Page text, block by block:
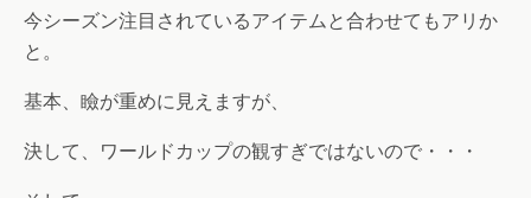
今シーズン注目されているアイテムと合わせてもアリか
と。
基本、瞼が重めに見えますが、
決して、ワールドカップの観すぎではないので・・・